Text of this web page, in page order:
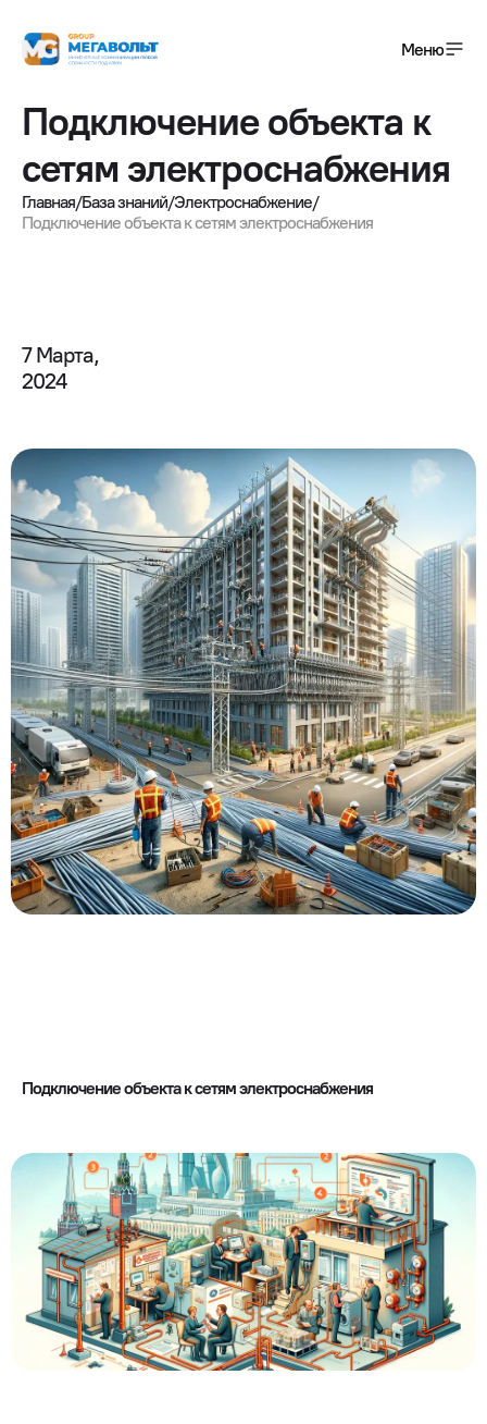
Меню
info@megavolt-group.com
База знаний
Контакты
Получить консультацию
Подключение объекта к
сетям электроснабжения
Главная/База знаний/Электроснабжение/
Подключение объекта к сетям электроснабжения
7 Марта,
2024
Подключение объекта к сетям электроснабжения